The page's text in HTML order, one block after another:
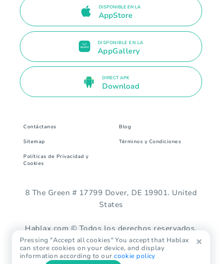
DISPONIBLE EN LA
AppStore
DISPONIBLE EN LA
AppGallery
DIRECT APK
Download
Contáctanos Blog
Sitemap Términos y Condiciones
Políticas de Privacidad y
Cookies
8 The Green # 17799 Dover, DE 19901. United
States
Hablax.com © Todos los derechos reservados.
Pressing "Accept all cookies" You accept that Hablax
can store cookies on your device, and display
information according to ourcookie policy